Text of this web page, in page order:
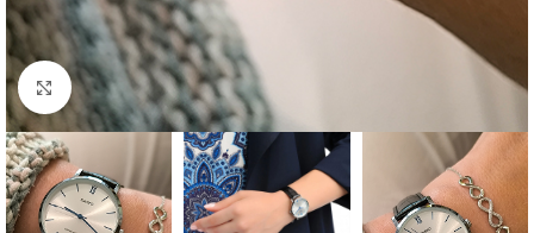
Click to enlarge